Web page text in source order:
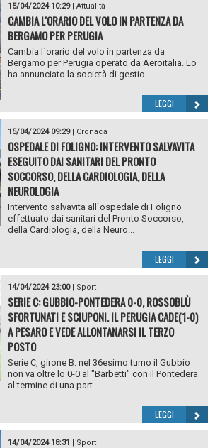
15/04/2024 10:29| Attualità
CAMBIA L'ORARIO DEL VOLO IN PARTENZA DA
BERGAMO PER PERUGIA
Cambia l`orario del volo in partenza da
Bergamo per Perugia operato da Aeroitalia. Lo
ha annunciato la società di gestio...
LEGGI
15/04/2024 09:29| Cronaca
OSPEDALE DI FOLIGNO: INTERVENTO SALVAVITA
ESEGUITO DAI SANITARI DEL PRONTO
SOCCORSO, DELLA CARDIOLOGIA, DELLA
NEUROLOGIA
Intervento salvavita all`ospedale di Foligno
effettuato dai sanitari del Pronto Soccorso,
della Cardiologia, della Neuro...
LEGGI
14/04/2024 23:00| Sport
SERIE C: GUBBIO-PONTEDERA 0-0, ROSSOBLÙ
SFORTUNATI E SCIUPONI. IL PERUGIA CADE(1-0)
A PESARO E VEDE ALLONTANARSI IL TERZO
POSTO
Serie C, girone B: nel 36esimo turno il Gubbio
non va oltre lo 0-0 al "Barbetti" con il Pontedera
al termine di una part...
LEGGI
14/04/2024 18:31 | Sport